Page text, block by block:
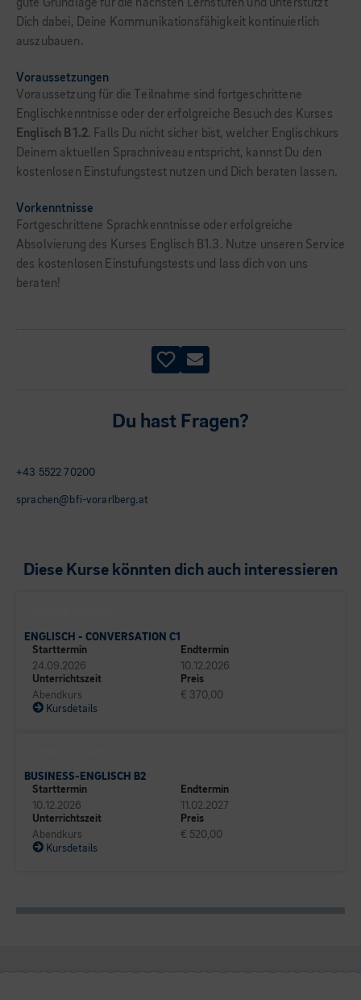
gute Grundlage für die nächsten Lernstufen und unterstützt
Dich dabei, Deine Kommunikationsfähigkeit kontinuierlich
auszubauen.
Voraussetzungen
Voraussetzung für die Teilnahme sind fortgeschrittene
Englischkenntnisse oder der erfolgreiche Besuch des Kurses
Englisch B1.2. Falls Du nicht sicher bist, welcher Englischkurs
Deinem aktuellen Sprachniveau entspricht, kannst Du den
kostenlosen Einstufungstest nutzen und Dich beraten lassen.
Vorkenntnisse
Fortgeschrittene Sprachkenntnisse oder erfolgreiche
Absolvierung des Kurses Englisch B1.3. Nutze unseren Service
des kostenlosen Einstufungstests und lass dich von uns
beraten!
Du hast Fragen?
+43 5522 70200
sprachen@bfi-vorarlberg.at
Diese Kurse könnten dich auch interessieren
ENGLISCH - CONVERSATION C1
Starttermin
24.09.2026
Endtermin
10.12.2026
Unterrichtszeit
Abendkurs
Preis
€ 370,00
Kursdetails
BUSINESS-ENGLISCH B2
Starttermin
10.12.2026
Endtermin
11.02.2027
Unterrichtszeit
Abendkurs
Preis
€ 520,00
Kursdetails